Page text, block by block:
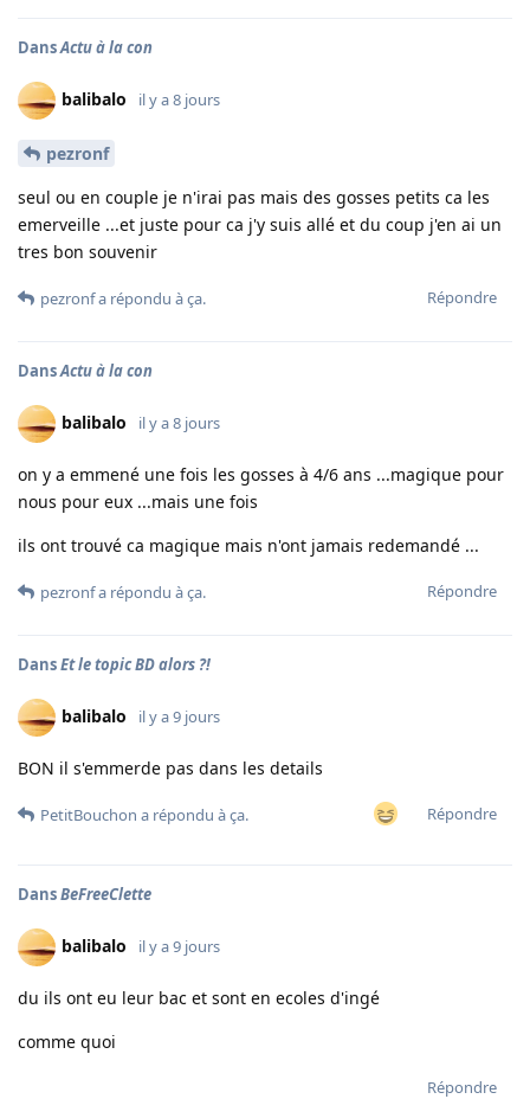
DansActu à la con
balibalo il y a 8 jours
pezronf
seul ou en couple je n'irai pas mais des gosses petits ca les
emerveille ...et juste pour ca j'y suis allé et du coup j'en ai un
tres bon souvenir
Répondre
pezronfa répondu à ça.
DansActu à la con
balibalo il y a 8 jours
on y a emmené une fois les gosses à 4/6 ans ...magique pour
nous pour eux ...mais une fois
ils ont trouvé ca magique mais n'ont jamais redemandé ...
Répondre
pezronfa répondu à ça.
DansEt le topic BD alors ?!
balibalo il y a 9 jours
BON il s'emmerde pas dans les details
Répondre
PetitBouchon a répondu à ça.
DansBeFreeClette
balibalo il y a 9 jours
du ils ont eu leur bac et sont en ecoles d'ingé
comme quoi
Répondre